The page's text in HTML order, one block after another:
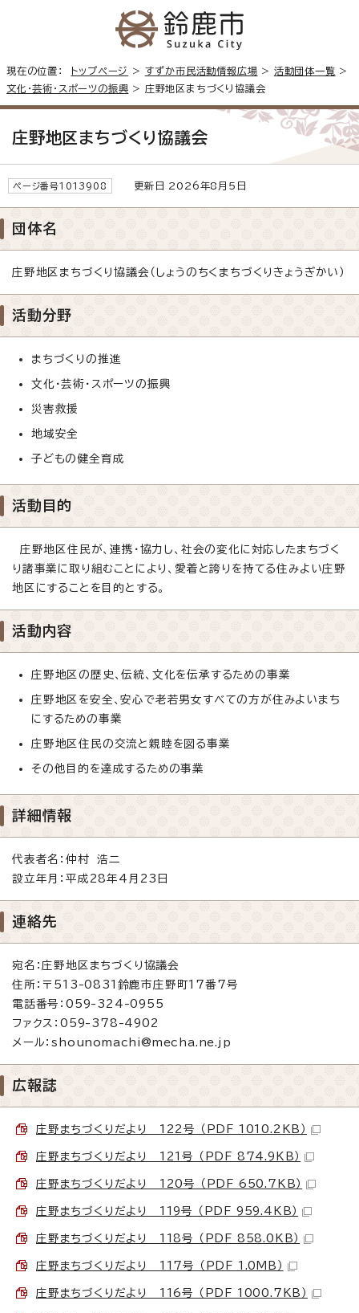
現在の位置： トップページ > すずか市民活動情報広場 > 活動団体一覧 >
文化・芸術・スポーツの振興 > 庄野地区まちづくり協議会
庄野地区まちづくり協議会
ページ番号1013908 更新日 2026年8月5日
団体名
庄野地区まちづくり協議会（しょうのちくまちづくりきょうぎかい）
活動分野
まちづくりの推進
文化・芸術・スポーツの振興
災害救援
地域安全
子どもの健全育成
活動目的
庄野地区住民が、連携・協力し、社会の変化に対応したまちづく
り諸事業に取り組むことにより、愛着と誇りを持てる住みよい庄野
地区にすることを目的とする。
活動内容
庄野地区の歴史、伝統、文化を伝承するための事業
庄野地区を安全、安心で老若男女すべての方が住みよいまち
にするための事業
庄野地区住民の交流と親睦を図る事業
その他目的を達成するための事業
詳細情報
代表者名：仲村 浩二
設立年月：平成28年4月23日
連絡先
宛名：庄野地区まちづくり協議会
住所：〒513-0831鈴鹿市庄野町17番7号
電話番号：059-324-0955
ファクス：059-378-4902
メール：shounomachi@mecha.ne.jp
広報誌
庄野まちづくりだより 122号 （PDF 1010.2KB）
庄野まちづくりだより 121号 （PDF 874.9KB）
庄野まちづくりだより 120号 （PDF 650.7KB）
庄野まちづくりだより 119号 （PDF 959.4KB）
庄野まちづくりだより 118号 （PDF 858.0KB）
庄野まちづくりだより 117号 （PDF 1.0MB）
庄野まちづくりだより 116号 （PDF 1000.7KB）